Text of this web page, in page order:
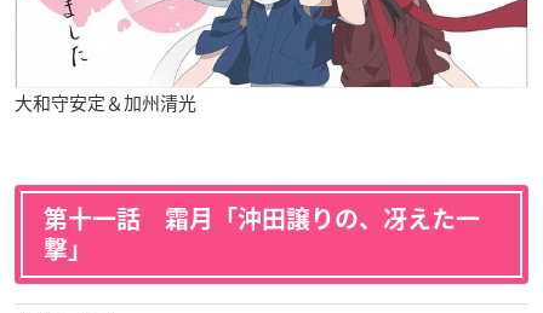
大和守安定＆加州清光
第十一話 霜月「沖田譲りの、冴えた一
撃」